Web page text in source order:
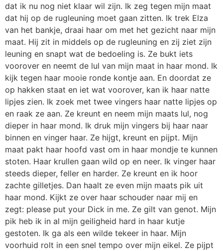
dat ik nu nog niet klaar wil zijn. Ik zeg tegen mijn maat
dat hij op de rugleuning moet gaan zitten. Ik trek Elza
van het bankje, draai haar om met het gezicht naar mijn
maat. Hij zit in middels op de rugleuning en zij ziet zijn
leuning en snapt wat de bedoeling is. Ze bukt iets
voorover en neemt de lul van mijn maat in haar mond. Ik
kijk tegen haar mooie ronde kontje aan. En doordat ze
op hakken staat en iet wat voorover, kan ik haar natte
lipjes zien. Ik zoek met twee vingers haar natte lipjes op
en raak ze aan. Ze kreunt en neem mijn maats lul, nog
dieper in haar mond. Ik druk mijn vingers bij haar naar
binnen en vinger haar. Ze hijgt, kreunt en pijpt. Mijn
maat pakt haar hoofd vast om in haar mondje te kunnen
stoten. Haar krullen gaan wild op en neer. Ik vinger haar
steeds dieper, feller en harder. Ze kreunt en ik hoor
zachte gilletjes. Dan haalt ze even mijn maats pik uit
haar mond. Kijkt ze over haar schouder naar mij en
zegt: please put your Dick in me. Ze gilt van genot. Mijn
pik heb ik in al mijn geiligheid hard in haar kutje
gestoten. Ik ga als een wilde tekeer in haar. Mijn
voorhuid rolt in een snel tempo over mijn eikel. Ze pijpt